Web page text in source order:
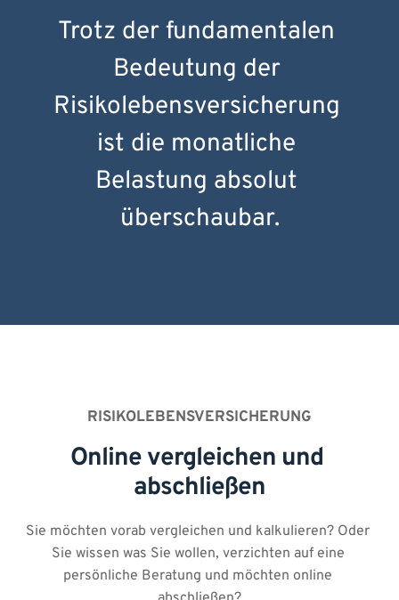
Trotz der fundamentalen
Bedeutung der
Risikolebensversicherung
ist die monatliche
Belastung absolut
überschaubar.
RISIKOLEBENSVERSICHERUNG
Online vergleichen und
abschließen
Sie möchten vorab vergleichen und kalkulieren? Oder
Sie wissen was Sie wollen, verzichten auf eine
persönliche Beratung und möchten online